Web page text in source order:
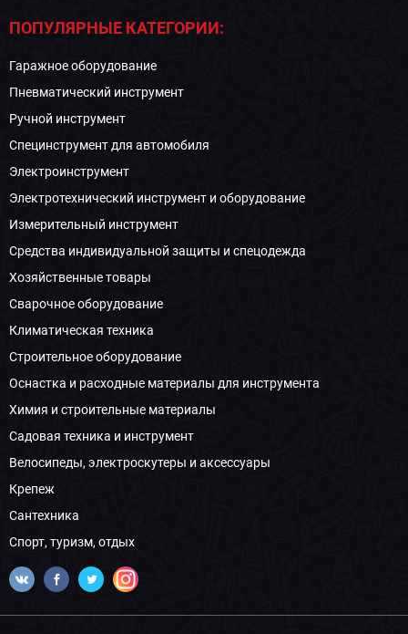
ПОПУЛЯРНЫЕ КАТЕГОРИИ:
Гаражное оборудование
Пневматический инструмент
Ручной инструмент
Специнструмент для автомобиля
Электроинструмент
Электротехнический инструмент и оборудование
Измерительный инструмент
Средства индивидуальной защиты и спецодежда
Хозяйственные товары
Сварочное оборудование
Климатическая техника
Строительное оборудование
Оснастка и расходные материалы для инструмента
Химия и строительные материалы
Садовая техника и инструмент
Велосипеды, электроскутеры и аксессуары
Крепеж
Сантехника
Спорт, туризм, отдых